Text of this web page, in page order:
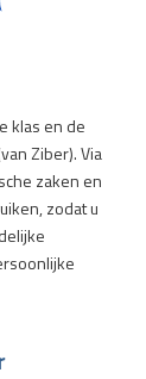
klas en de
Ziber). Via
zaken en
zodat u